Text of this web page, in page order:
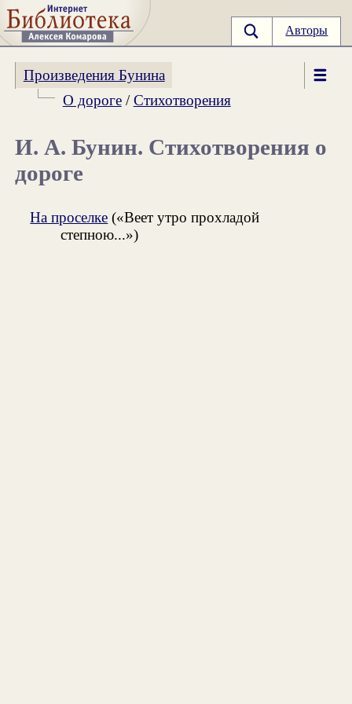
Авторы
Произведения Бунина
О дороге/Стихотворения
И. А. Бунин. Стихотворения о
дороге
На проселке («Веет утро прохладой
степною...»)